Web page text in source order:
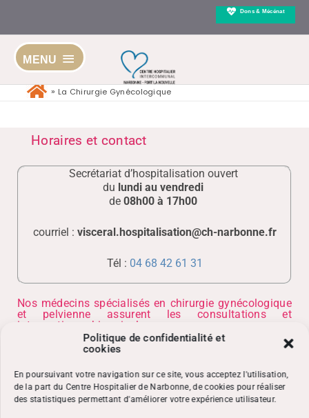
Politique de confidentialité et
cookies
En poursuivant votre navigation sur ce site, vous acceptez l'utilisation,
de la part du Centre Hospitalier de Narbonne, de cookies pour réaliser
des statistiques permettant d'améliorer votre expérience utilisateur.
et SOS
CONSULTATIONS
PEDIATRIQUES
Une Urgence ?
Composer le
112
(NuméroEuropéen)
vous serez redirigé
vers notre service.
Ouvert 24h/24h,
Vous allez accoucher ?
Vous avez des
douleurs anormales ?
Composez le
notre service.
Ouvert 24h/24h, 7j/7
vers
Dons & Mécénat
MENU
MENU
La Chirurgie Gynécologique
Horaires et contact
Secrétariat d’hospitalisation ouvert
du lundi au vendredi
de 08h00 à 17h00
courriel : visceral.hospitalisation@ch-narbonne.fr
Tél : 04 68 42 61 31
Nos médecins spécialisés en chirurgie gynécologique
et pelvienne assurent les consultations et
interventions chirurgicales pour :
les chirurgies de l’utérus par voie naturelle,
les chirurgies pelviennes mini-invasives.
La plupart de ces interventions peuvent aujourd’hui